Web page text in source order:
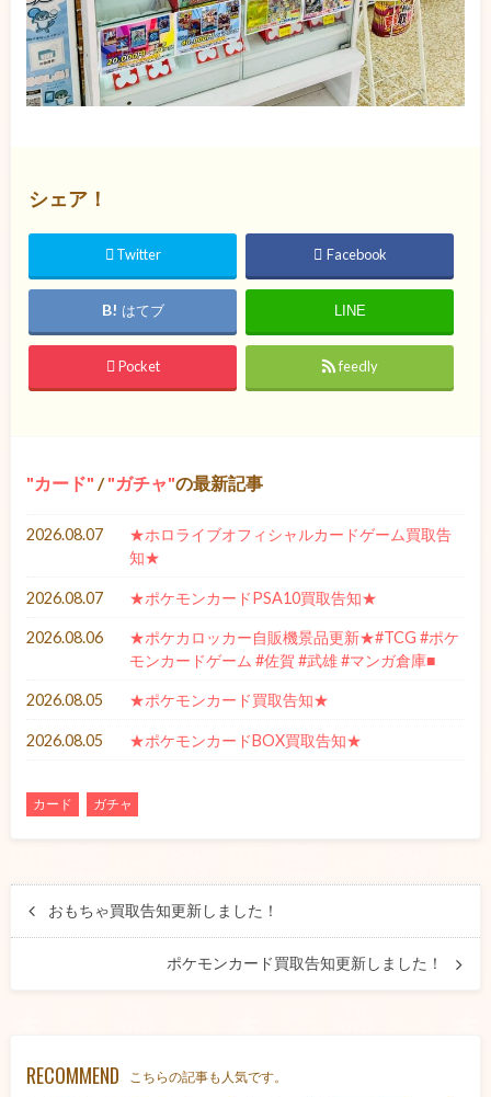
シェア！
Twitter Facebook
はてブ LINE
Pocket feedly
カード / ガチャ の最新記事
2026.08.07
★ホロライブオフィシャルカードゲーム買取告
知★
2026.08.07 ★ポケモンカードPSA10買取告知★
2026.08.06
★ポケカロッカー自販機景品更新★#TCG #ポケ
モンカードゲーム #佐賀 #武雄 #マンガ倉庫■
2026.08.05 ★ポケモンカード買取告知★
2026.08.05 ★ポケモンカードBOX買取告知★
カード ガチャ
おもちゃ買取告知更新しました！
ポケモンカード買取告知更新しました！
RECOMMEND こちらの記事も人気です。